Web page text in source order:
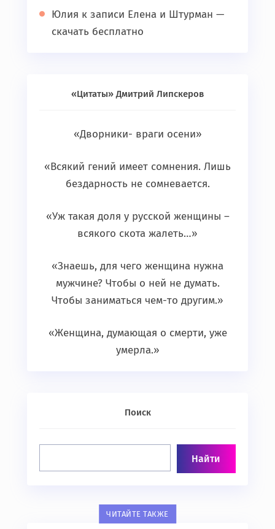
Юлия к записи Елена и Штурман —
скачать бесплатно
«Цитаты» Дмитрий Липскеров
«Дворники- враги осени»
«Всякий гений имеет сомнения. Лишь
бездарность не сомневается.
«Уж такая доля у русской женщины –
всякого скота жалеть…»
«Знаешь, для чего женщина нужна
мужчине? Чтобы о ней не думать.
Чтобы заниматься чем-то другим.»
«Женщина, думающая о смерти, уже
умерла.»
Поиск
ЧИТАЙТЕ ТАКЖЕ